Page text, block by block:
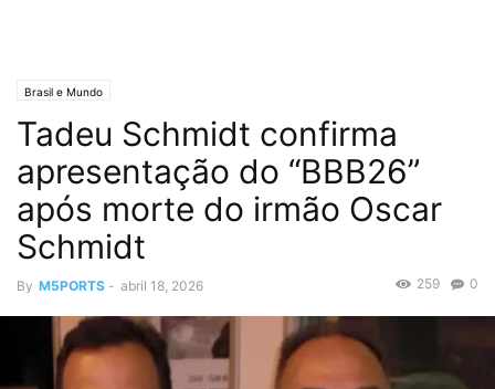
Brasil e Mundo
Tadeu Schmidt confirma
apresentação do “BBB26”
após morte do irmão Oscar
Schmidt
By M5PORTS - abril 18, 2026 0
259